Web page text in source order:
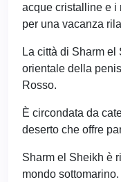
acque cristalline e i
per una vacanza
La città di Sharm
orientale della
Rosso.
È circondata da
deserto che offre
Sharm el Sheikh è
mondo sottomarino.